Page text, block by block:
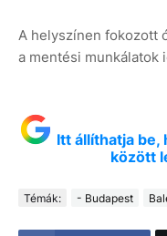
A helyszínen fokozott
a mentési munkálatok
Itt állíthatja be,
között
Témák: - Budapest